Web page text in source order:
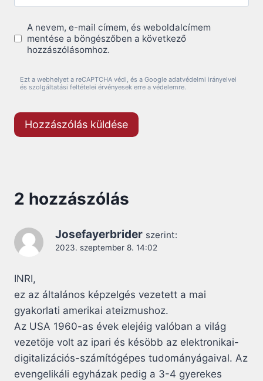
A nevem, e-mail címem, és weboldalcímem
mentése a böngészőben a következő
hozzászólásomhoz.
Ezt a webhelyet a reCAPTCHA védi, és a Google adatvédelmi irányelvei
és szolgáltatási feltételei érvényesek erre a védelemre.
2 hozzászólás
Josefayerbrider szerint:
2023. szeptember 8. 14:02
INRI,
ez az általános képzelgés vezetett a mai
gyakorlati amerikai ateizmushoz.
Az USA 1960-as évek elejéig valóban a világ
vezetöje volt az ipari és késöbb az elektronikai-
digitalizációs-számítógépes tudományágaival. Az
evengelikáli egyházak pedig a 3-4 gyerekes